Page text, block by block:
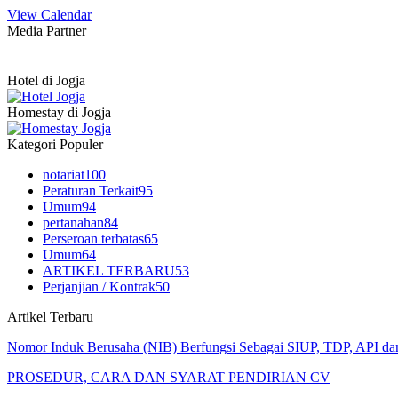
View Calendar
Media Partner
Hotel di Jogja
Homestay di Jogja
Kategori Populer
notariat100
Peraturan Terkait95
Umum94
pertanahan84
Perseroan terbatas65
Umum64
ARTIKEL TERBARU53
Perjanjian / Kontrak50
Artikel Terbaru
Nomor Induk Berusaha (NIB) Berfungsi Sebagai SIUP, TDP, API
PROSEDUR, CARA DAN SYARAT PENDIRIAN CV